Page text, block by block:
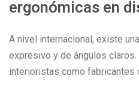
ergonómicas en
A nivel internacional, existe
expresivo y de ángulos
interioristas como fabricantes